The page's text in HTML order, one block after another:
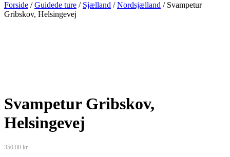
Forside /Guidede ture / Sjælland /Nordsjælland / Svampetur
Gribskov, Helsingevej
Svampetur Gribskov,
Helsingevej
350.00 kr.